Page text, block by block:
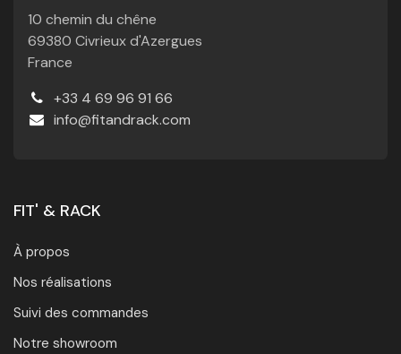
10 chemin du chêne
69380 Civrieux d'Azergues
France
+33 4 69 96 91 66
info@fitandrack.com
FIT' & RACK
À propos
Nos réalisations
Suivi des commandes
Notre showroom